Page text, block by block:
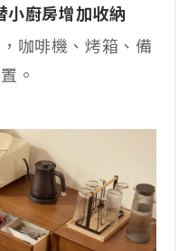
小廚房增加收納
咖啡機、烤箱、備
。